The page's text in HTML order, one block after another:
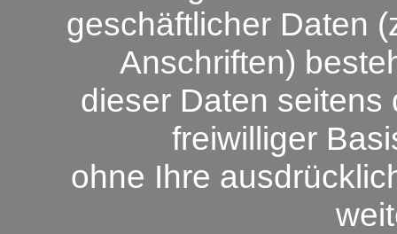
geschäftlicher Daten
Anschriften)
dieser Daten
freiwilliger
ohne Ihre